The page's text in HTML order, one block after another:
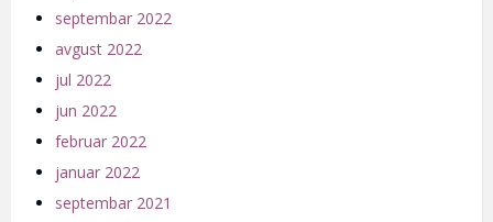
septembar 2022
avgust 2022
jul 2022
jun 2022
februar 2022
januar 2022
septembar 2021